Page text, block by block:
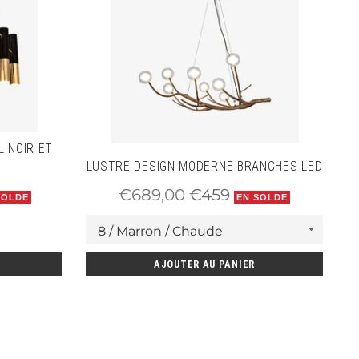
NOIR ET
LUSTRE DESIGN MODERNE BRANCHES LED
Prix
€689,00 Prix
€459 EN SOLDE
AJOUTER AU PANIER